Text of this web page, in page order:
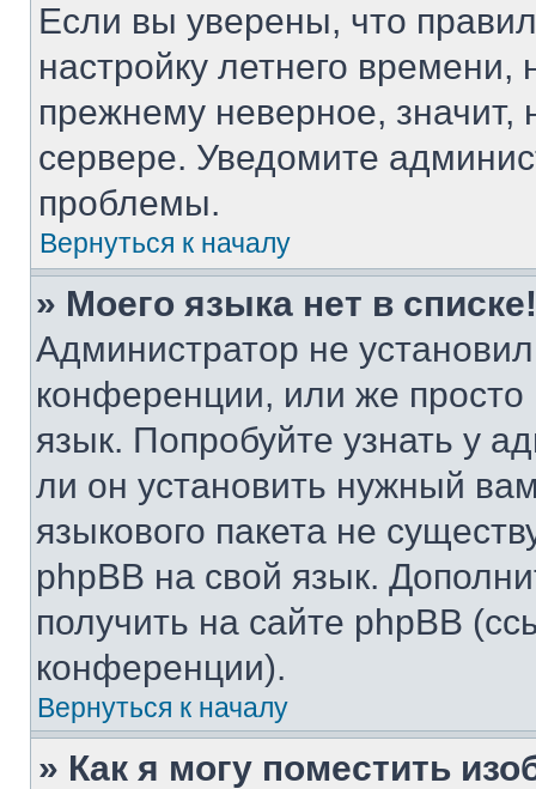
Если вы уверены, что
настройку летнего
прежнему неверное, значит,
сервере. Уведомите
проблемы.
Вернуться к началу
» Моего языка нет в списке!
Администратор не
конференции, или же
язык. Попробуйте узнать у
ли он установить нужный
языкового пакета не
phpBB на свой язык.
получить на сайте phpBB
конференции).
Вернуться к началу
» Как я могу поместить